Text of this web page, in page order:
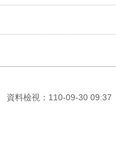
資料檢視：110-09-30 09:37